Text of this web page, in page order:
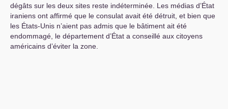
dégâts sur les deux sites reste indéterminée. Les médias d’État
iraniens ont affirmé que le consulat avait été détruit, et bien que
les États-Unis n’aient pas admis que le bâtiment ait été
endommagé, le département d’État a conseillé aux citoyens
américains d’éviter la zone.